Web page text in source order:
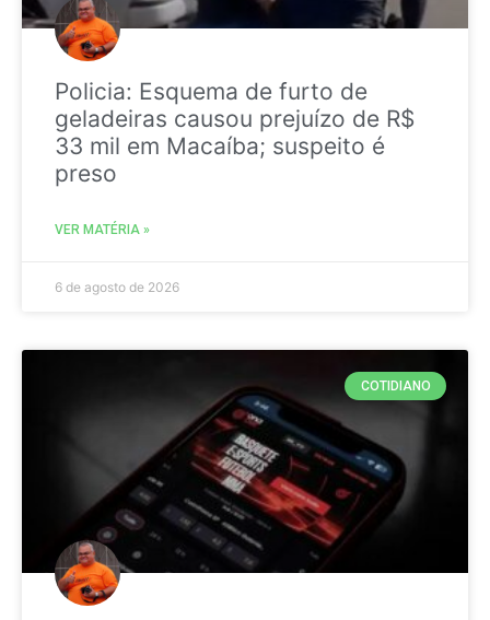
Policia: Esquema de furto de
geladeiras causou prejuízo de R$
33 mil em Macaíba; suspeito é
preso
VER MATÉRIA »
6 de agosto de 2026
COTIDIANO